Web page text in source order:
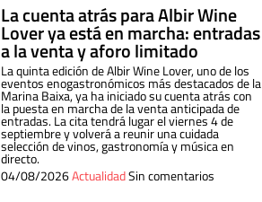
La cuenta atrás para Albir Wine
Lover ya está en marcha: entradas
a la venta y aforo limitado
La quinta edición de Albir Wine Lover, uno de los
eventos enogastronómicos más destacados de la
Marina Baixa, ya ha iniciado su cuenta atrás con
la puesta en marcha de la venta anticipada de
entradas. La cita tendrá lugar el viernes 4 de
septiembre y volverá a reunir una cuidada
selección de vinos, gastronomía y música en
directo.
04/08/2026ActualidadSin comentarios